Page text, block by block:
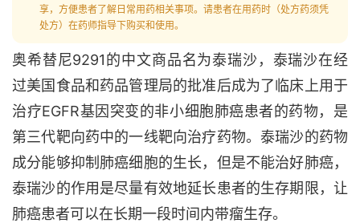
享，方便患者了解日常用药相关事项。请患者在用药时（处方药须凭
处方）在药师指导下购买和使用。
奥希替尼9291的中文商品名为泰瑞沙，泰瑞沙在经
过美国食品和药品管理局的批准后成为了临床上用于
治疗EGFR基因突变的非小细胞肺癌患者的药物，是
第三代靶向药中的一线靶向治疗药物。泰瑞沙的药物
成分能够抑制肺癌细胞的生长，但是不能治好肺癌，
泰瑞沙的作用是尽量有效地延长患者的生存期限，让
肺癌患者可以在长期一段时间内带瘤生存。